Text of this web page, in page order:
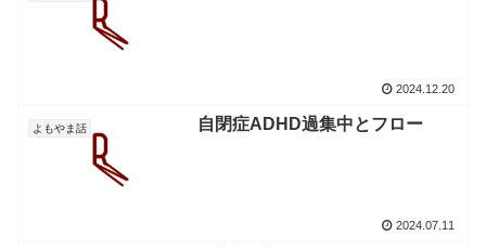
2024.12.20
よもやま話 自閉症ADHD過集中とフロー
2024.07.11